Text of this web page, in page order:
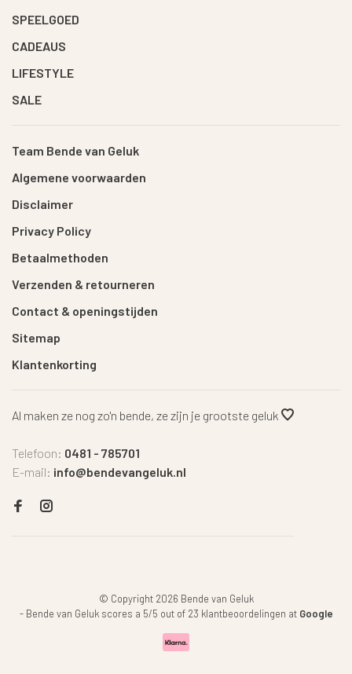
SPEELGOED
CADEAUS
LIFESTYLE
SALE
Team Bende van Geluk
Algemene voorwaarden
Disclaimer
Privacy Policy
Betaalmethoden
Verzenden & retourneren
Contact & openingstijden
Sitemap
Klantenkorting
Al maken ze nog zo'n bende, ze zijn je grootste geluk
Telefoon: 0481 - 785701
E-mail: info@bendevangeluk.nl
© Copyright 2026 Bende van Geluk
- Bende van Geluk scores a 5/5 out of 23 klantbeoordelingen at Google